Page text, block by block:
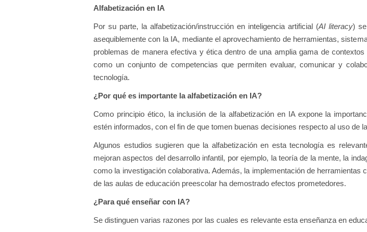
Alfabetización en IA
Por su parte, la alfabetización/instrucción en inteligencia artificial (AI literacy)
asequiblemente con la IA, mediante el aprovechamiento de herramientas,
problemas de manera efectiva y ética dentro de una amplia gama de
como un conjunto de competencias que permiten evaluar, comunicar y
tecnología.
¿Por qué es importante la alfabetización en IA?
Como principio ético, la inclusión de la alfabetización en IA expone la
estén informados, con el fin de que tomen buenas decisiones respecto al uso de
Algunos estudios sugieren que la alfabetización en esta tecnología es
mejoran aspectos del desarrollo infantil, por ejemplo, la teoría de la mente, la
como la investigación colaborativa. Además, la implementación de herramientas
de las aulas de educación preescolar ha demostrado efectos prometedores.
¿Para qué enseñar con IA?
Se distinguen varias razones por las cuales es relevante esta enseñanza en